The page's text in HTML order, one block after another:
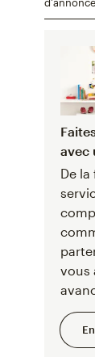
avec
De
vous